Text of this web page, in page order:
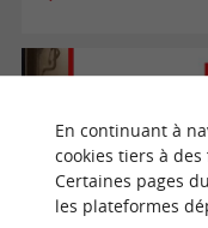
En continuant à
cookies tiers à des
Certaines pages
les plateformes